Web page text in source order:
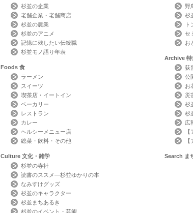
杉並の企業
老舗企業・老舗商店
杉並の農業
杉並のアニメ
記憶に残したい伝統職
杉並モノ語り年表
Foods 食
ラーメン
スイーツ
喫茶店・イートイン
ベーカリー
レストラン
カレー
ヘルシーメニュー店
総菜・飲料・その他
Culture 文化・雑学
杉並の寺社
読書のススメ―杉並ゆかりの本
なみすけグッズ
杉並のキャラクター
杉並まちあるき
杉並のイベント・芸能
野
杉
ト
セ
お
Archive 特
荻
公
お
災
杉
杉
広
Search ま